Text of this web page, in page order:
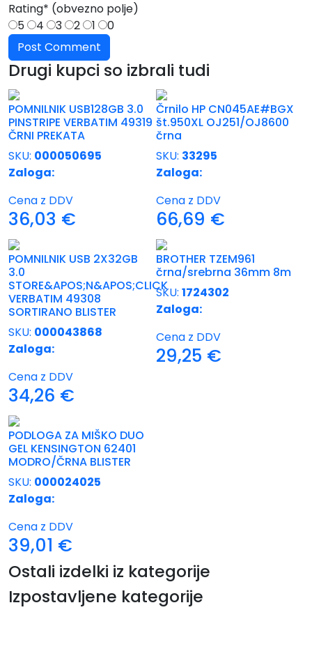
Rating* (obvezno polje)
5
4 3 2 1 0
Drugi kupci so izbrali tudi
POMNILNIK USB128GB 3.0
PINSTRIPE VERBATIM 49319
ČRNI PREKATA
SKU: 000050695
Zaloga:
Cena z DDV
36,03 €
Črnilo HP CN045AE#BGX
št.950XL OJ251/OJ8600
črna
SKU: 33295
Zaloga:
Cena z DDV
66,69 €
POMNILNIK USB 2X32GB
3.0
STORE&APOS;N&APOS;CLICK
VERBATIM 49308
SORTIRANO BLISTER
SKU: 000043868
Zaloga:
Cena z DDV
34,26 €
BROTHER TZEM961
črna/srebrna 36mm 8m
SKU: 1724302
Zaloga:
Cena z DDV
29,25 €
PODLOGA ZA MIŠKO DUO
GEL KENSINGTON 62401
MODRO/ČRNA BLISTER
SKU: 000024025
Zaloga:
Cena z DDV
39,01 €
Ostali izdelki iz kategorije
Izpostavljene kategorije